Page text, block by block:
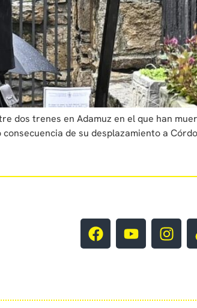
dos trenes en Adamuz en el que han
de su desplazamiento a